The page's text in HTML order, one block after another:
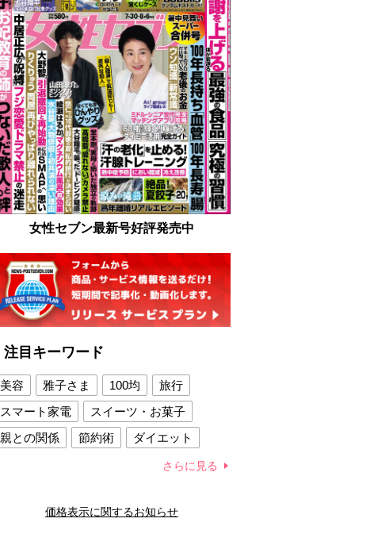
女性セブン最新号好評発売中
注目キーワード
美容 雅子さま 100均
旅行
スマート家電
スイーツ・お菓子
親との関係
節約術
ダイエット
夫との関係
新津春子 どか食い
さらに見る
価格表示に関するお知らせ